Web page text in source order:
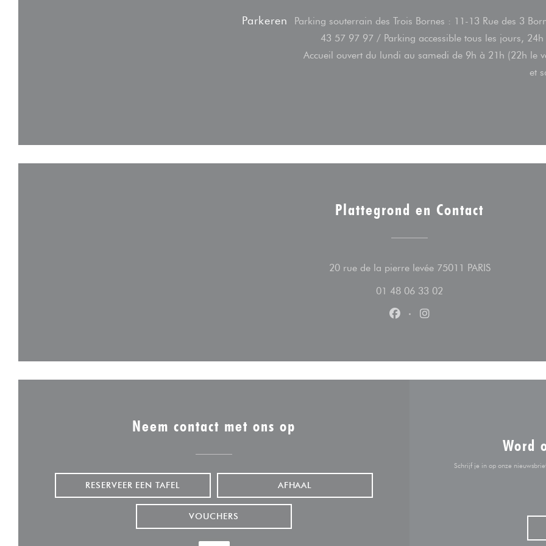
Parkeren
Parking souterrain des Trois Bornes : 11-13 Rue des 3
43 57 97 97 / Parking accessible tous les jours, 24h
Accueil ouvert du lundi au samedi de 9h à 21h (22h le
et
Plattegrond en Contact
20 rue de la pierre levée 75011 PARIS((opent in
01 48 06 33 02
Facebook ((opent in een nieuw
Instagram ((opent in een
Neem contact met ons op
RESERVEER EEN TAFEL AFHAAL
VOUCHERS
Word
Schrijf je in op onze